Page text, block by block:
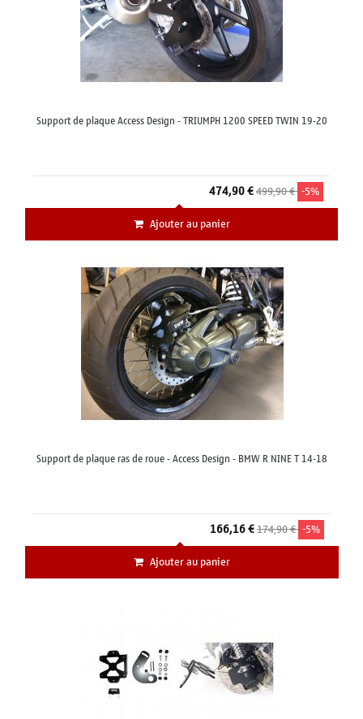
Support de plaque Access Design - TRIUMPH 1200 SPEED TWIN 19-20
474,90 €499,90 € -5%
Ajouter au panier
Support de plaque ras de roue - Access Design - BMW R NINE T 14-18
166,16 €174,90 € -5%
Ajouter au panier